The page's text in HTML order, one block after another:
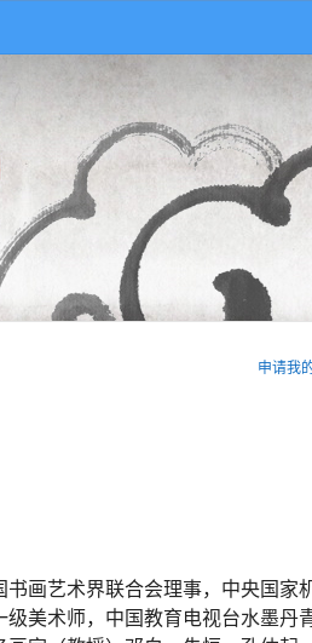
申请我
画艺术界联合会理事，中央国家
美术师，中国教育电视台水墨丹青